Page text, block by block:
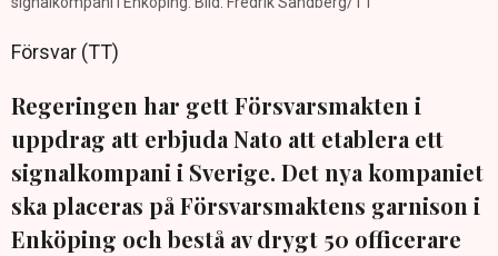
Försvar (TT)
Regeringen har gett Försvarsmakten i
uppdrag att erbjuda Nato att etablera ett
signalkompani i Sverige. Det nya kompaniet
ska placeras på Försvarsmaktens garnison i
Enköping och bestå av drygt 50 officerare